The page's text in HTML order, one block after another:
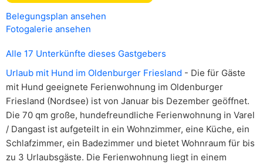
Belegungsplan ansehen
Fotogalerie ansehen
Alle 17 Unterkünfte dieses Gastgebers
Urlaub mit Hund im Oldenburger Friesland - Die für Gäste
mit Hund geeignete Ferienwohnung im Oldenburger
Friesland (Nordsee) ist von Januar bis Dezember geöffnet.
Die 70 qm große, hundefreundliche Ferienwohnung in Varel
/ Dangast ist aufgeteilt in ein Wohnzimmer, eine Küche, ein
Schlafzimmer, ein Badezimmer und bietet Wohnraum für bis
zu 3 Urlaubsgäste. Die Ferienwohnung liegt in einem